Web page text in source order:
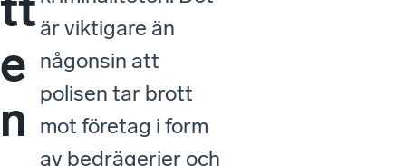
e
n
är viktigare än
någonsin att
polisen tar brott
mot företag i form
av bedrägerier och